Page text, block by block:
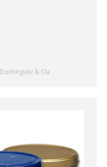
Dominguez & Cía